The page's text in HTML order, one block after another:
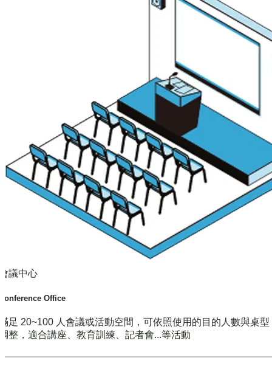
議中心
Office
足 20~100 人會議或活動空間，可依照使用的目的人數與桌型
整，適合講座、教育訓練、記者會...等活動